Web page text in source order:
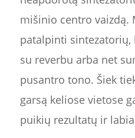
mišinio centro vaizdą.
patalpinti sintezatorių,
su reverbu arba net
pusantro tono. Šiek
garsą keliose vietose
puikių rezultatų ir